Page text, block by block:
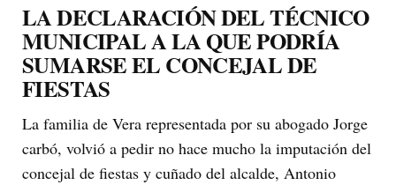
LA DECLARACIÓN DEL TÉCNICO
MUNICIPAL A LA QUE PODRÍA
SUMARSE EL CONCEJAL DE
FIESTAS
La familia de Vera representada por su abogado Jorge
carbó, volvió a pedir no hace mucho la imputación del
concejal de fiestas y cuñado del alcalde, Antonio